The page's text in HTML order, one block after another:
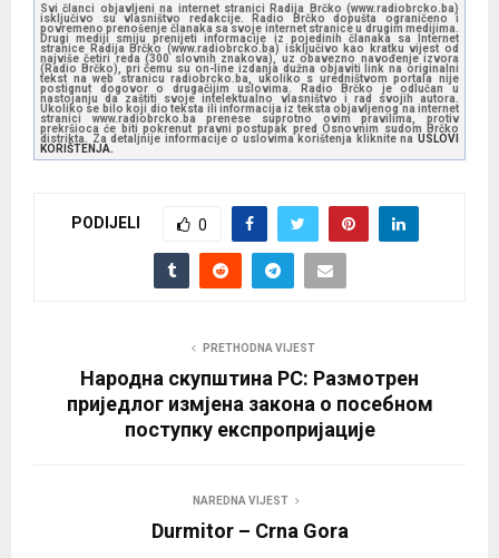
Svi članci objavljeni na internet stranici Radija Brčko (www.radiobrcko.ba)
isključivo su vlasništvo redakcije. Radio Brčko dopušta ograničeno i
povremeno prenošenje članaka sa svoje internet stranice u drugim medijima.
Drugi mediji smiju prenijeti informacije iz pojedinih članaka sa Internet
stranice Radija Brčko (www.radiobrcko.ba) isključivo kao kratku vijest od
najviše četiri reda (300 slovnih znakova), uz obavezno navođenje izvora
(Radio Brčko), pri čemu su on-line izdanja dužna objaviti link na originalni
tekst na web stranicu radiobrcko.ba, ukoliko s uredništvom portala nije
postignut dogovor o drugačijim uslovima. Radio Brčko je odlučan u
nastojanju da zaštiti svoje intelektualno vlasništvo i rad svojih autora.
Ukoliko se bilo koji dio teksta ili informacija iz teksta objavljenog na internet
stranici www.radiobrcko.ba prenese suprotno ovim pravilima, protiv
prekršioca će biti pokrenut pravni postupak pred Osnovnim sudom Brčko
distrikta. Za detaljnije informacije o uslovima korištenja kliknite na USLOVI
KORIŠTENJA.
PODIJELI 0
PRETHODNA VIJEST
Народна скупштина РС: Размотрен
приједлог измјена закона о посебном
поступку експропријације
NAREDNA VIJEST
Durmitor – Crna Gora